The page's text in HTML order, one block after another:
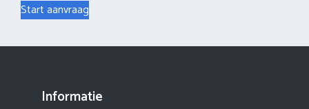
Start aanvraag
Informatie